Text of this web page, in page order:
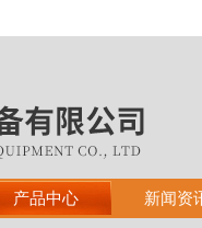
产品中心 新闻资